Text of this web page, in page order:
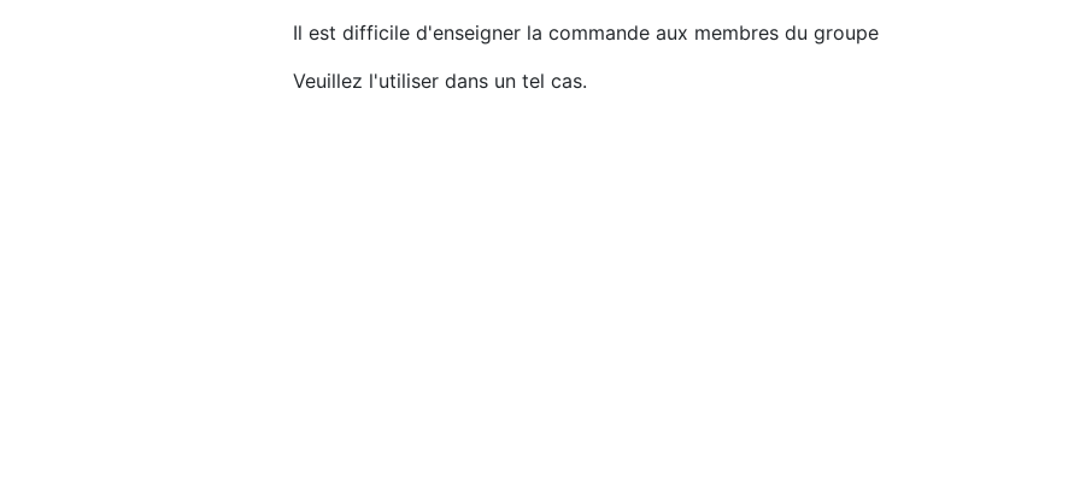
Il est difficile d'enseigner la commande aux membres du groupe
Veuillez l'utiliser dans un tel cas.